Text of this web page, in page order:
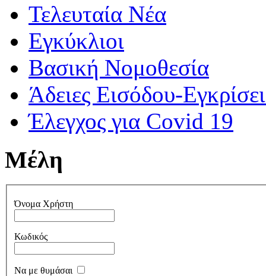
Τελευταία Νέα
Εγκύκλιοι
Βασική Νομοθεσία
Άδειες Εισόδου-
Έλεγχος για Covid 19
Μέλη
Όνομα Χρήστη
Κωδικός
Να με θυμάσαι